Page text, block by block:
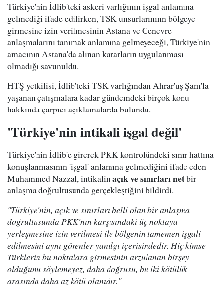
Türkiye'nin İdlib'teki askeri varlığının işgal anlamına
gelmediği ifade edilirken, TSK unsurlarınınn bölgeye
girmesine izin verilmesinin Astana ve Cenevre
anlaşmalarını tanımak anlamına gelmeyeceği, Türkiye'nin
amacının Astana'da alınan kararların uygulanması
olmadığı savunuldu.
HTŞ yetkilisi, İdlib'teki TSK varlığından Ahrar'uş Şam'la
yaşanan çatışmalara kadar gündemdeki birçok konu
hakkında çarpıcı açıklamalarda bulundu.
'Türkiye'nin intikali işgal değil'
Türkiye'nin İdlib'e girerek PKK kontrolündeki sınır hattına
konuşlanmasının 'işgal' anlamına gelmediğini ifade eden
Muhammed Nazzal, intikalinaçık ve sınırları netbir
anlaşma doğrultusunda gerçekleştiğini bildirdi.
"Türkiye'nin, açık ve sınırları belli olan bir anlaşma
doğrultusunda PKK'nın karşısındaki üç noktaya
yerleşmesine izin verilmesi ile bölgenin tamemen işgali
edilmesini aynı görenler yanılgı içerisindedir. Hiç kimse
Türklerin bu noktalara girmesinin arzulanan birşey
olduğunu söylemeyez, daha doğrusu, bu iki kötülük
arasında daha az kötü olanıdır."